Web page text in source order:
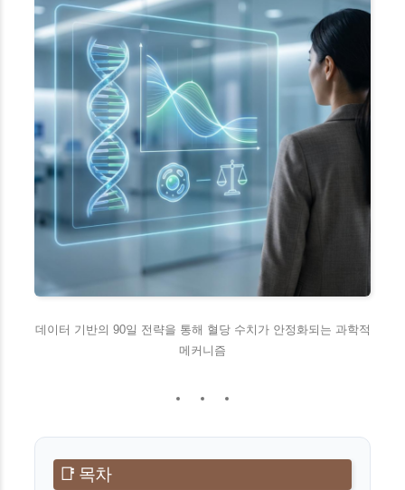
데이터 기반의 90일 전략을 통해 혈당 수치가 안정화되는 과학적
메커니즘
📑 목차